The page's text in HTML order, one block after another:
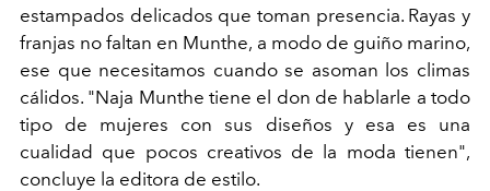
estampados delicados que toman presencia. Rayas y
franjas no faltan en Munthe, a modo de guiño marino,
ese que necesitamos cuando se asoman los climas
cálidos. "Naja Munthe tiene el don de hablarle a todo
tipo de mujeres con sus diseños y esa es una
cualidad que pocos creativos de la moda tienen",
concluye la editora de estilo.